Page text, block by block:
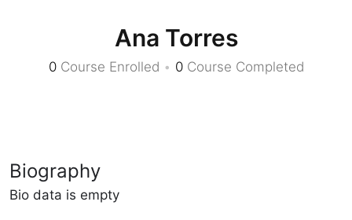
Ana Torres
0Course Enrolled • 0Course Completed
Biography
Bio data is empty